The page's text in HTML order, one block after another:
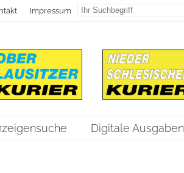
Impressum
Digitale Ausgaben